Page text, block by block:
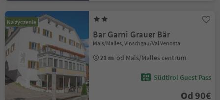
Na życzenie
Bar Garni Grauer Bär
Mals/Malles, Vinschgau/Val Venosta
21 m od Mals/Malles centrum
Südtirol Guest Pass
Od 90€